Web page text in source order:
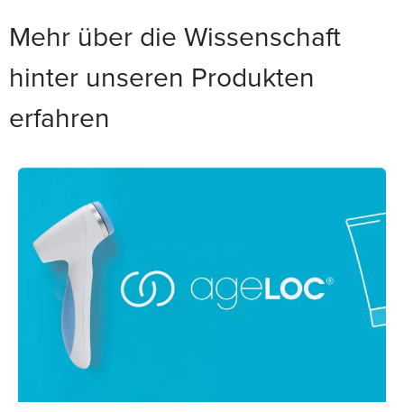
Mehr über die Wissenschaft
hinter unseren Produkten
erfahren